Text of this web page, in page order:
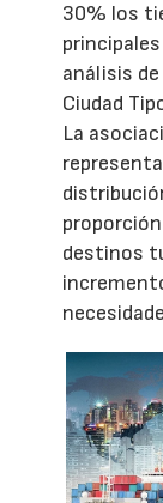
30% los
análisis de
Ciudad
La
destinos